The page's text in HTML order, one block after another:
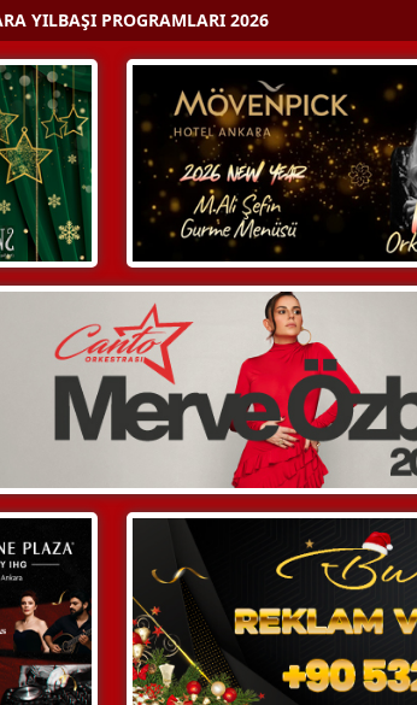
YILBAŞI PROGRAMLARI 2026